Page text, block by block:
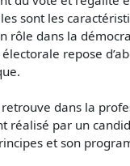
sont les
rôle dans la
repose
retrouve dans la
réalisé par un
et son